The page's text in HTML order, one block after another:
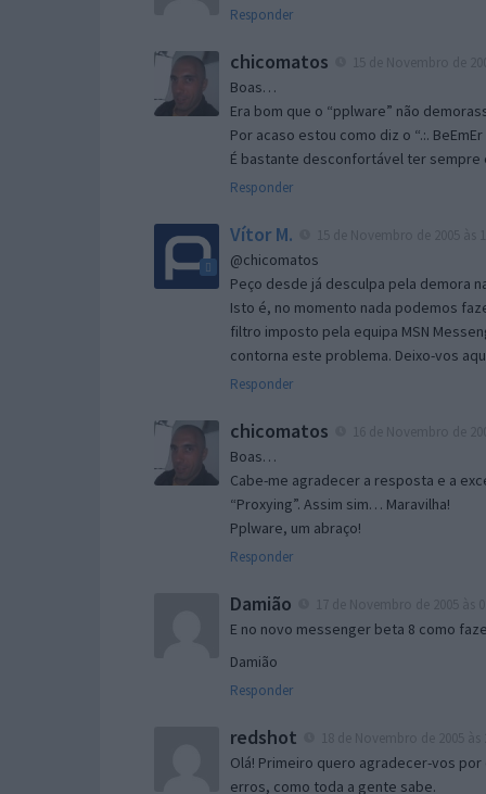
Responder
chicomatos
Boas…
Era bom que o “pplware” não
Por acaso estou como diz o “.:.
É bastante desconfortável ter sempre
Responder
Vítor M.
@chicomatos
Peço desde já desculpa pela demora
Isto é, no momento nada podemos
filtro imposto pela equipa MSN
contorna este problema. Deixo-vos
Responder
chicomatos
Boas…
Cabe-me agradecer a resposta e a
“Proxying”. Assim sim… Maravilha!
Pplware, um abraço!
Responder
Damião
E no novo messenger beta 8 como
Damião
Responder
redshot
Olá! Primeiro quero agradecer-vos
erros, como toda a gente sabe.